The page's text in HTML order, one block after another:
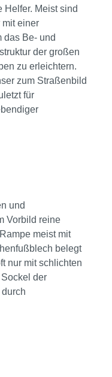
Helfer. Meist sind
mit einer
das Be- und
der großen
zu erleichtern.
zum Straßenbild
für
und
Vorbild reine
meist mit
belegt
nur mit schlichten
der